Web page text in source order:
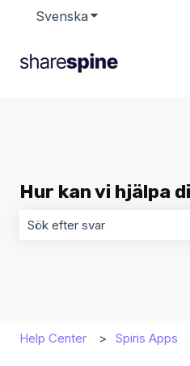
Svenska Visa
Hur kan vi hjälpa
Help Center Spiris Apps